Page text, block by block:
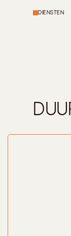
DIENSTEN